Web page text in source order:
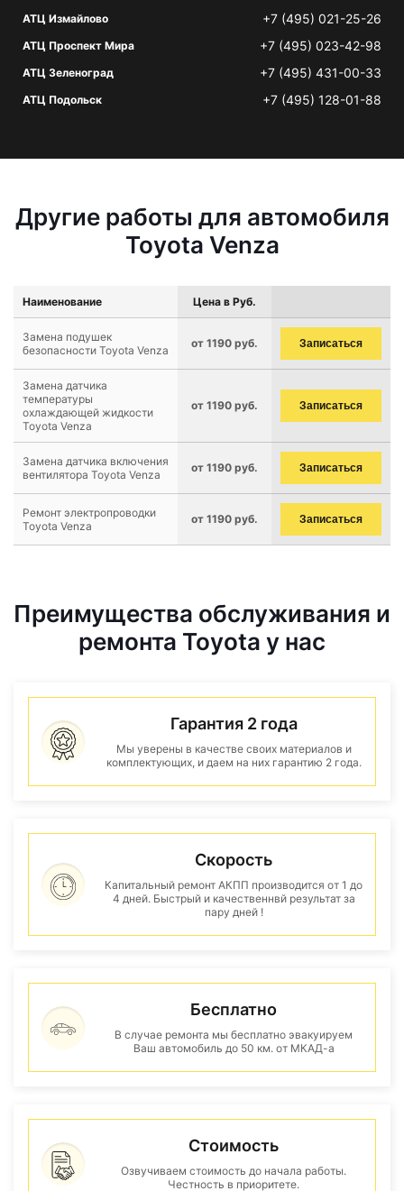
АТЦ Измайлово +7 (495) 021-25-26
АТЦ Проспект Мира +7 (495) 023-42-98
АТЦ Зеленоград +7 (495) 431-00-33
АТЦ Подольск +7 (495) 128-01-88
Другие работы для автомобиля
Toyota Venza
Наименование Цена в Руб.
Замена подушек
безопасности Toyota Venza
от 1190 руб. Записаться
Замена датчика
температуры
охлаждающей жидкости
Toyota Venza
от 1190 руб. Записаться
Замена датчика включения
вентилятора Toyota Venza
от 1190 руб. Записаться
Ремонт электропроводки
Toyota Venza
от 1190 руб. Записаться
Преимущества обслуживания и
ремонта Toyota у нас
Гарантия 2 года
Мы уверены в качестве своих материалов и
комплектующих, и даем на них гарантию 2 года.
Скорость
Капитальный ремонт АКПП производится от 1 до
4 дней. Быстрый и качественнвй результат за
пару дней !
Бесплатно
В случае ремонта мы бесплатно эвакуируем
Ваш автомобиль до 50 км. от МКАД-а
Стоимость
Озвучиваем стоимость до начала работы.
Честность в приоритете.